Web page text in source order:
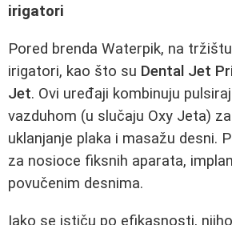
irigatori
Pored brenda Waterpik, na
irigatori, kao što su Dental Jet
Jet. Ovi uređaji kombinuju
vazduhom (u slučaju Oxy Jeta)
uklanjanje plaka i masažu desni.
za nosioce fiksnih aparata,
povučenim desnima.
Iako se ističu po efikasnosti,